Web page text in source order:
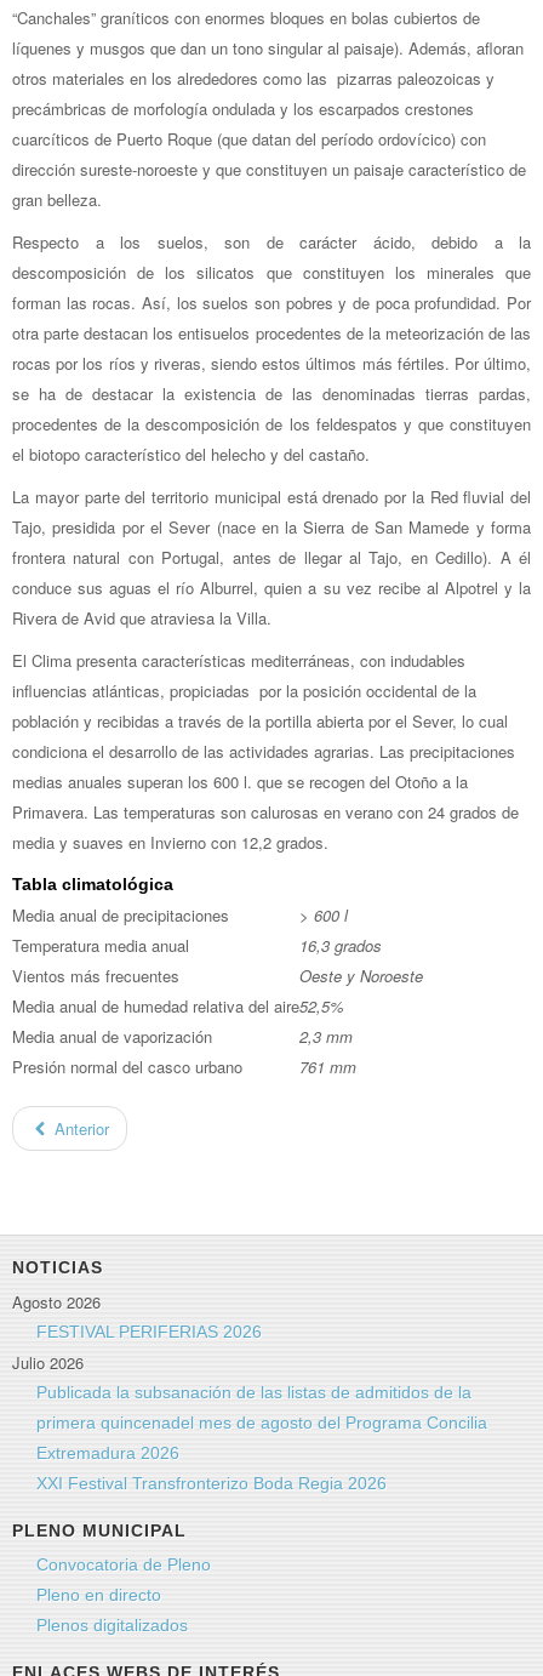
“Canchales” graníticos con enormes bloques en bolas cubiertos de
líquenes y musgos que dan un tono singular al paisaje). Además, afloran
otros materiales en los alrededores como las pizarras paleozoicas y
precámbricas de morfología ondulada y los escarpados crestones
cuarcíticos de Puerto Roque (que datan del período ordovícico) con
dirección sureste-noroeste y que constituyen un paisaje característico de
gran belleza.
Respecto a los suelos, son de carácter ácido, debido a la
descomposición de los silicatos que constituyen los minerales que
forman las rocas. Así, los suelos son pobres y de poca profundidad. Por
otra parte destacan los entisuelos procedentes de la meteorización de las
rocas por los ríos y riveras, siendo estos últimos más fértiles. Por último,
se ha de destacar la existencia de las denominadas tierras pardas,
procedentes de la descomposición de los feldespatos y que constituyen
el biotopo característico del helecho y del castaño.
La mayor parte del territorio municipal está drenado por la Red fluvial del
Tajo, presidida por el Sever (nace en la Sierra de San Mamede y forma
frontera natural con Portugal, antes de llegar al Tajo, en Cedillo). A él
conduce sus aguas el río Alburrel, quien a su vez recibe al Alpotrel y la
Rivera de Avid que atraviesa la Villa.
El Clima presenta características mediterráneas, con indudables
influencias atlánticas, propiciadas por la posición occidental de la
población y recibidas a través de la portilla abierta por el Sever, lo cual
condiciona el desarrollo de las actividades agrarias. Las precipitaciones
medias anuales superan los 600 l. que se recogen del Otoño a la
Primavera. Las temperaturas son calurosas en verano con 24 grados de
media y suaves en Invierno con 12,2 grados.
Tabla climatológica
Media anual de precipitaciones
> 600 l
Temperatura media anual
16,3 grados
Vientos más frecuentes
Oeste y Noroeste
Media anual de humedad relativa del aire52,5%
Media anual de vaporización
2,3 mm
Presión normal del casco urbano
761 mm
Anterior
NOTICIAS
Agosto 2026
FESTIVAL PERIFERIAS 2026
Julio 2026
Publicada la subsanación de las listas de admitidos de la
primera quincenadel mes de agosto del Programa Concilia
Extremadura 2026
XXI Festival Transfronterizo Boda Regia 2026
PLENO MUNICIPAL
Convocatoria de Pleno
Pleno en directo
Plenos digitalizados